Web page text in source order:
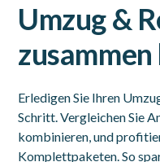
Umzug &
Erledigen Sie Ihren
Schritt. Vergleichen Sie
kombinieren, und
Komplettpaketen. So